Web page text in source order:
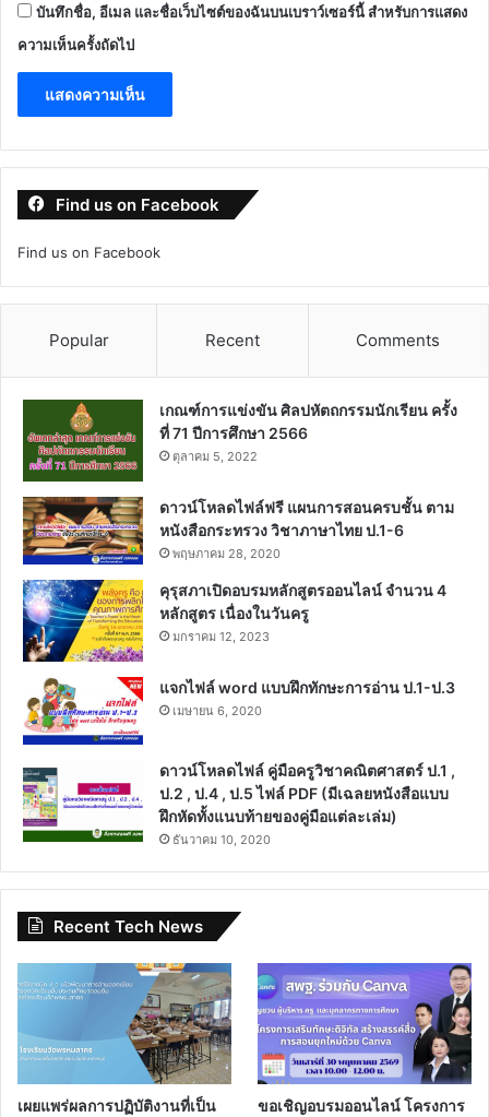
บันทึกชื่อ, อีเมล และชื่อเว็บไซต์ของฉันบนเบราว์เซอร์นี้ สำหรับการแสดง
ความเห็นครั้งถัดไป
Find us on Facebook
Find us on Facebook
Popular Recent Comments
เกณฑ์การแข่งขัน ศิลปหัตถกรรมนักเรียน ครั้ง
ที่ 71 ปีการศึกษา 2566
ตุลาคม 5, 2022
ดาวน์โหลดไฟล์ฟรี แผนการสอนครบชั้น ตาม
หนังสือกระทรวง วิชาภาษาไทย ป.1-6
พฤษภาคม 28, 2020
คุรุสภาเปิดอบรมหลักสูตรออนไลน์ จำนวน 4
หลักสูตร เนื่องในวันครู
มกราคม 12, 2023
แจกไฟล์ word แบบฝึกทักษะการอ่าน ป.1-ป.3
เมษายน 6, 2020
ดาวน์โหลดไฟล์ คู่มือครูวิชาคณิตศาสตร์ ป.1 ,
ป.2 , ป.4 , ป.5 ไฟล์ PDF (มีเฉลยหนังสือแบบ
ฝึกหัดทั้งแนบท้ายของคู่มือแต่ละเล่ม)
ธันวาคม 10, 2020
Recent Tech News
เผยแพร่ผลการปฏิบัติงานที่เป็น ขอเชิญอบรมออนไลน์ โครงการ